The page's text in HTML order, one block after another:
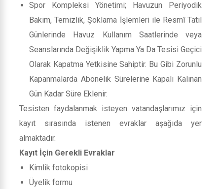
Spor Kompleksi Yönetimi; Havuzun Periyodik
Bakım, Temizlik, Şoklama İşlemleri ile Resmî Tatil
Günlerinde Havuz Kullanım Saatlerinde veya
Seanslarında Değişiklik Yapma Ya Da Tesisi Geçici
Olarak Kapatma Yetkisine Sahiptir. Bu Gibi Zorunlu
Kapanmalarda Abonelik Sürelerine Kapalı Kalınan
Gün Kadar Süre Eklenir.
Tesisten faydalanmak isteyen vatandaşlarımız için
kayıt sırasında istenen evraklar aşağıda yer
almaktadır.
Kayıt İçin Gerekli Evraklar
Kimlik fotokopisi
Üyelik formu